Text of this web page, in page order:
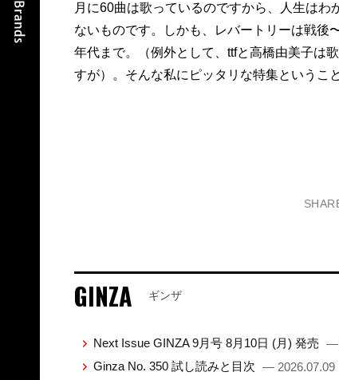
月に60曲は歌っているのですから、人生はわ
ないものです。しかも、レバートリーは戦後
年代まで。（例外として、ttfと高橋由美子は歌
すが）。そんな私にピッタリな特集ということ
GINZA ギンザ
Next Issue GINZA 9月号 8月10日 (月) 発売 —
Ginza No. 350 試し読みと目次 — 2026.07.09